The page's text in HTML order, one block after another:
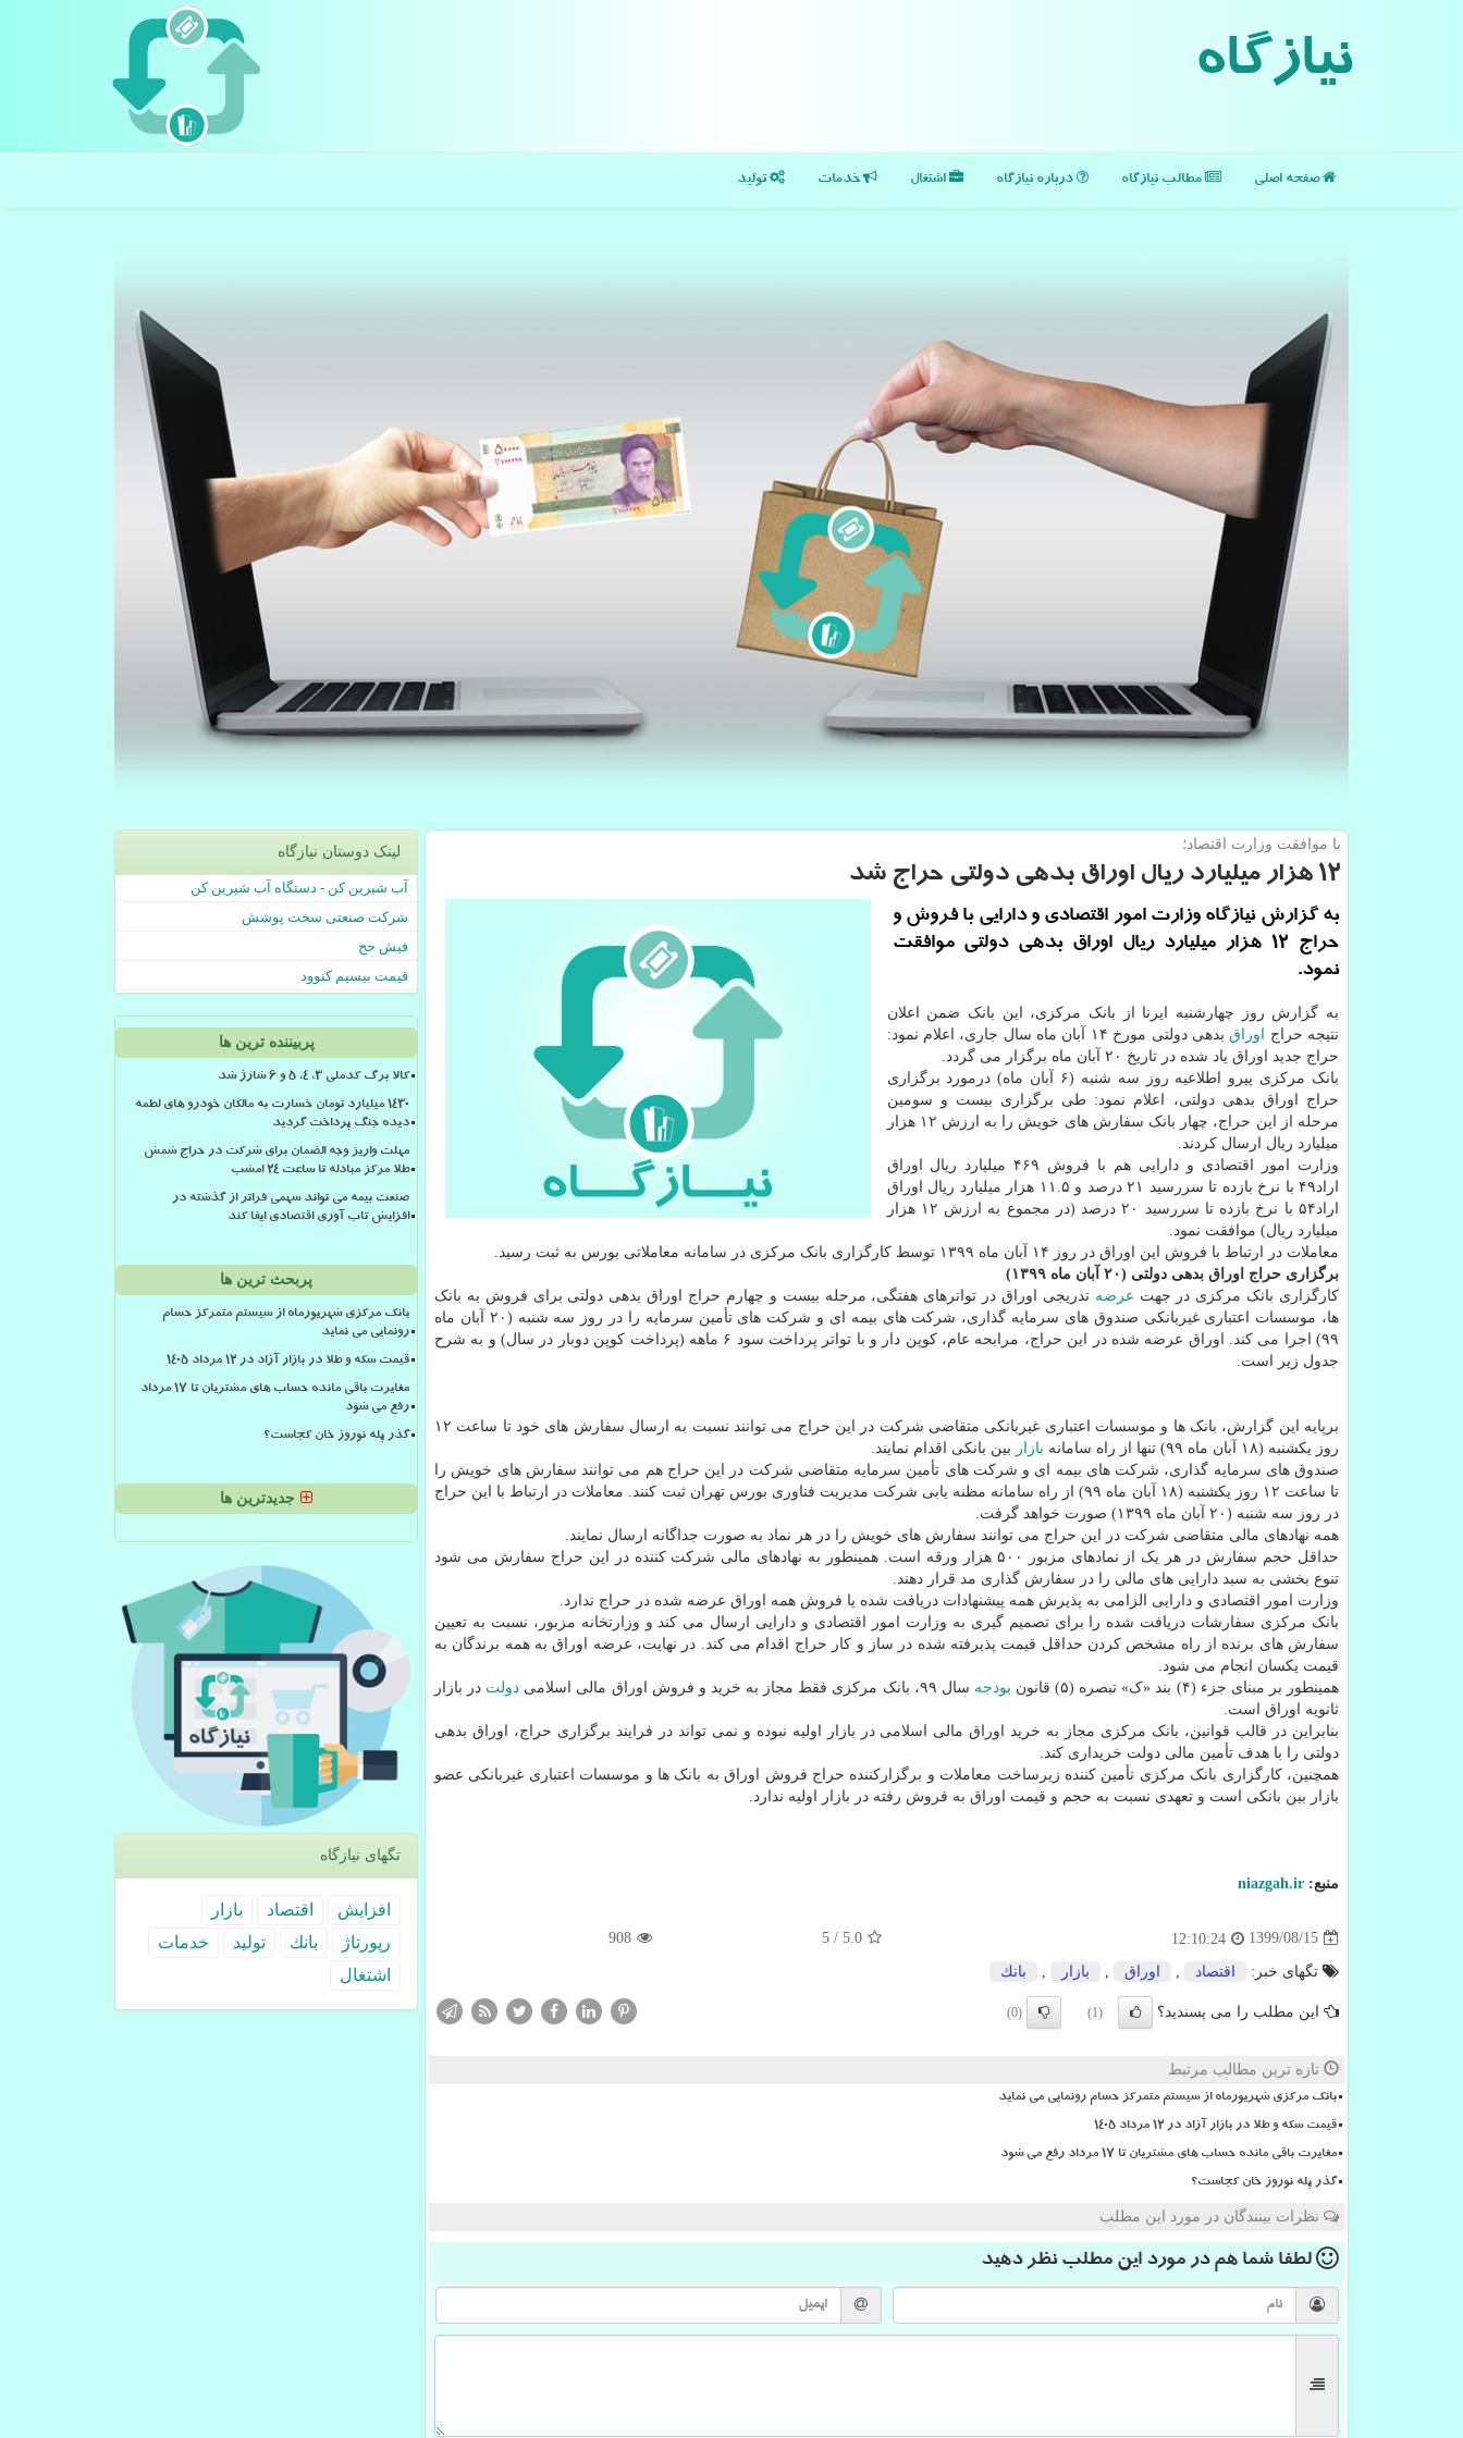
نیازگاه
صفحه اصلی مطالب نیازگاه درباره نیازگاه اشتغال خدمات تولید
با موافقت وزارت اقتصاد؛
۱۲ هزار میلیارد ریال اوراق بدهی دولتی حراج شد
به گزارش نیازگاه وزارت امور اقتصادی و دارایی با فروش و
حراج ۱۲ هزار میلیارد ریال اوراق بدهی دولتی موافقت
نمود.
به گزارش روز چهارشنبه ایرنا از بانک مرکزی، این بانک ضمن اعلان
نتیجه حراج
اوراق
بدهی دولتی مورخ ۱۴ آبان ماه سال جاری، اعلام نمود:
حراج جدید اوراق یاد شده در تاریخ ۲۰ آبان ماه برگزار می گردد.
بانک مرکزی پیرو اطلاعیه روز سه شنبه (۶ آبان ماه) درمورد برگزاری
حراج اوراق بدهی دولتی، اعلام نمود: طی برگزاری بیست و سومین
مرحله از این حراج، چهار بانک سفارش های خویش را به ارزش ۱۲ هزار
میلیارد ریال ارسال کردند.
وزارت امور اقتصادی و دارایی هم با فروش ۴۶۹ میلیارد ریال اوراق
اراد۴۹ با نرخ بازده تا سررسید ۲۱ درصد و ۱۱.۵ هزار میلیارد ریال اوراق
اراد۵۴ با نرخ بازده تا سررسید ۲۰ درصد (در مجموع به ارزش ۱۲ هزار
میلیارد ریال) موافقت نمود.
معاملات در ارتباط با فروش این اوراق در روز ۱۴ آبان ماه ۱۳۹۹ توسط کارگزاری بانک مرکزی در سامانه معاملاتی بورس به ثبت رسید.
برگزاری حراج اوراق بدهی دولتی (۲۰ آبان ماه ۱۳۹۹)
کارگزاری بانک مرکزی در جهت عرضه تدریجی اوراق در تواترهای هفتگی، مرحله بیست و چهارم حراج اوراق بدهی دولتی برای فروش به بانک
ها، موسسات اعتباری غیربانکی صندوق های سرمایه گذاری، شرکت های بیمه ای و شرکت های تأمین سرمایه را در روز سه شنبه (۲۰ آبان ماه
۹۹) اجرا می کند. اوراق عرضه شده در این حراج، مرابحه عام، کوپن دار و با تواتر پرداخت سود ۶ ماهه (پرداخت کوپن دوبار در سال) و به شرح
جدول زیر است.
برپایه این گزارش، بانک ها و موسسات اعتباری غیربانکی متقاضی شرکت در این حراج می توانند نسبت به ارسال سفارش های خود تا ساعت ۱۲
روز یکشنبه (۱۸ آبان ماه ۹۹) تنها از راه سامانه
بازار بین بانکی اقدام نمایند.
صندوق های سرمایه گذاری، شرکت های بیمه ای و شرکت های تأمین سرمایه متقاضی شرکت در این حراج هم می توانند سفارش های خویش را
تا ساعت ۱۲ روز یکشنبه (۱۸ آبان ماه ۹۹) از راه سامانه مظنه یابی شرکت مدیریت فناوری بورس تهران ثبت کنند. معاملات در ارتباط با این حراج
در روز سه شنبه (۲۰ آبان ماه ۱۳۹۹) صورت خواهد گرفت.
همه نهادهای مالی متقاضی شرکت در این حراج می توانند سفارش های خویش را در هر نماد به صورت جداگانه ارسال نمایند.
حداقل حجم سفارش در هر یک از نمادهای مزبور ۵۰۰ هزار ورقه است. همینطور به نهادهای مالی شرکت کننده در این حراج سفارش می شود
تنوع بخشی به سبد دارایی های مالی را در سفارش گذاری مد قرار دهند.
وزارت امور اقتصادی و دارایی الزامی به پذیرش همه پیشنهادات دریافت شده یا فروش همه اوراق عرضه شده در حراج ندارد.
بانک مرکزی سفارشات دریافت شده را برای تصمیم گیری به وزارت امور اقتصادی و دارایی ارسال می کند و وزارتخانه مزبور، نسبت به تعیین
سفارش های برنده از راه مشخص کردن حداقل قیمت پذیرفته شده در ساز و کار حراج اقدام می کند. در نهایت، عرضه اوراق به همه برندگان به
قیمت یکسان انجام می شود.
همینطور بر مبنای جزء (۴) بند «ک» تبصره (۵) قانون
بودجه سال ۹۹، بانک مرکزی فقط مجاز به خرید و فروش اوراق مالی اسلامی دولت در بازار
ثانویه اوراق است.
بنابراین در قالب قوانین، بانک مرکزی مجاز به خرید اوراق مالی اسلامی در بازار اولیه نبوده و نمی تواند در فرایند برگزاری حراج، اوراق بدهی
دولتی را با هدف تأمین مالی دولت خریداری کند.
همچنین، کارگزاری بانک مرکزی تأمین کننده زیرساخت معاملات و برگزارکننده حراج فروش اوراق به بانک ها و موسسات اعتباری غیربانکی عضو
بازار بین بانکی است و تعهدی نسبت به حجم و قیمت اوراق به فروش رفته در بازار اولیه ندارد.
منبع: niazgah.ir
1399/08/15
12:10:24
5.0
/
5
908
تگهای خبر: اقتصاد اوراق بازار بانك
این مطلب را می پسندید؟ (1)
(0)
تازه ترین مطالب مرتبط
بانک مرکزی شهریورماه از سیستم متمرکز حسام رونمایی می نماید
قیمت سکه و طلا در بازار آزاد در ۱۲ مرداد ۱۴۰۵
مغایرت باقی مانده حساب های مشتریان تا 17 مرداد رفع می شود
گذر پله نوروز خان کجاست؟
نظرات بینندگان در مورد این مطلب
لطفا شما همدر مورد این مطلب نظر دهید
لینک دوستان نیازگاه
آب شیرین کن - دستگاه آب شیرین کن
شرکت صنعتی سخت پوشش
فیش حج
قیمت بیسیم کنوود
پربیننده ترین ها
کالا برگ کدملی 3، 4، 5 و 6 شارژ شد
۱۴۳۰ میلیارد تومان خسارت به مالکان خودرو های لطمه
دیده جنگ پرداخت گردید
مهلت واریز وجه الضمان برای شرکت در حراج شمش
طلا مرکز مبادله تا ساعت ۲۴ امشب
صنعت بیمه می تواند سهمی فراتر از گذشته در
افزایش تاب آوری اقتصادی ایفا کند
پربحث ترین ها
بانک مرکزی شهریورماه از سیستم متمرکز حسام
رونمایی می نماید
قیمت سکه و طلا در بازار آزاد در ۱۲ مرداد ۱۴۰۵
مغایرت باقی مانده حساب های مشتریان تا 17 مرداد
رفع می شود
گذر پله نوروز خان کجاست؟
جدیدترین ها
تگهای نیازگاه
افزایش اقتصاد
بازار
رپورتاژ
بانك تولید
خدمات
اشتغال